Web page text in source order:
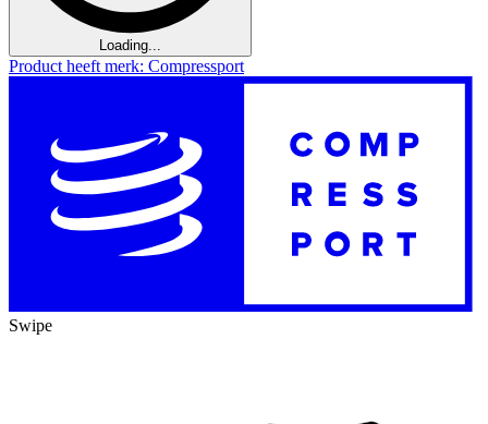
Loading...
Product heeft merk: Compressport
Swipe